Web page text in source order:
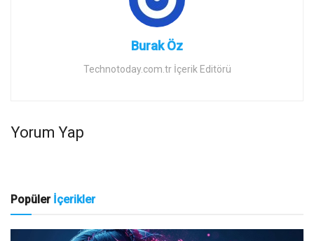
Burak Öz
Technotoday.com.tr İçerik Editörü
Yorum Yap
Popüler İçerikler